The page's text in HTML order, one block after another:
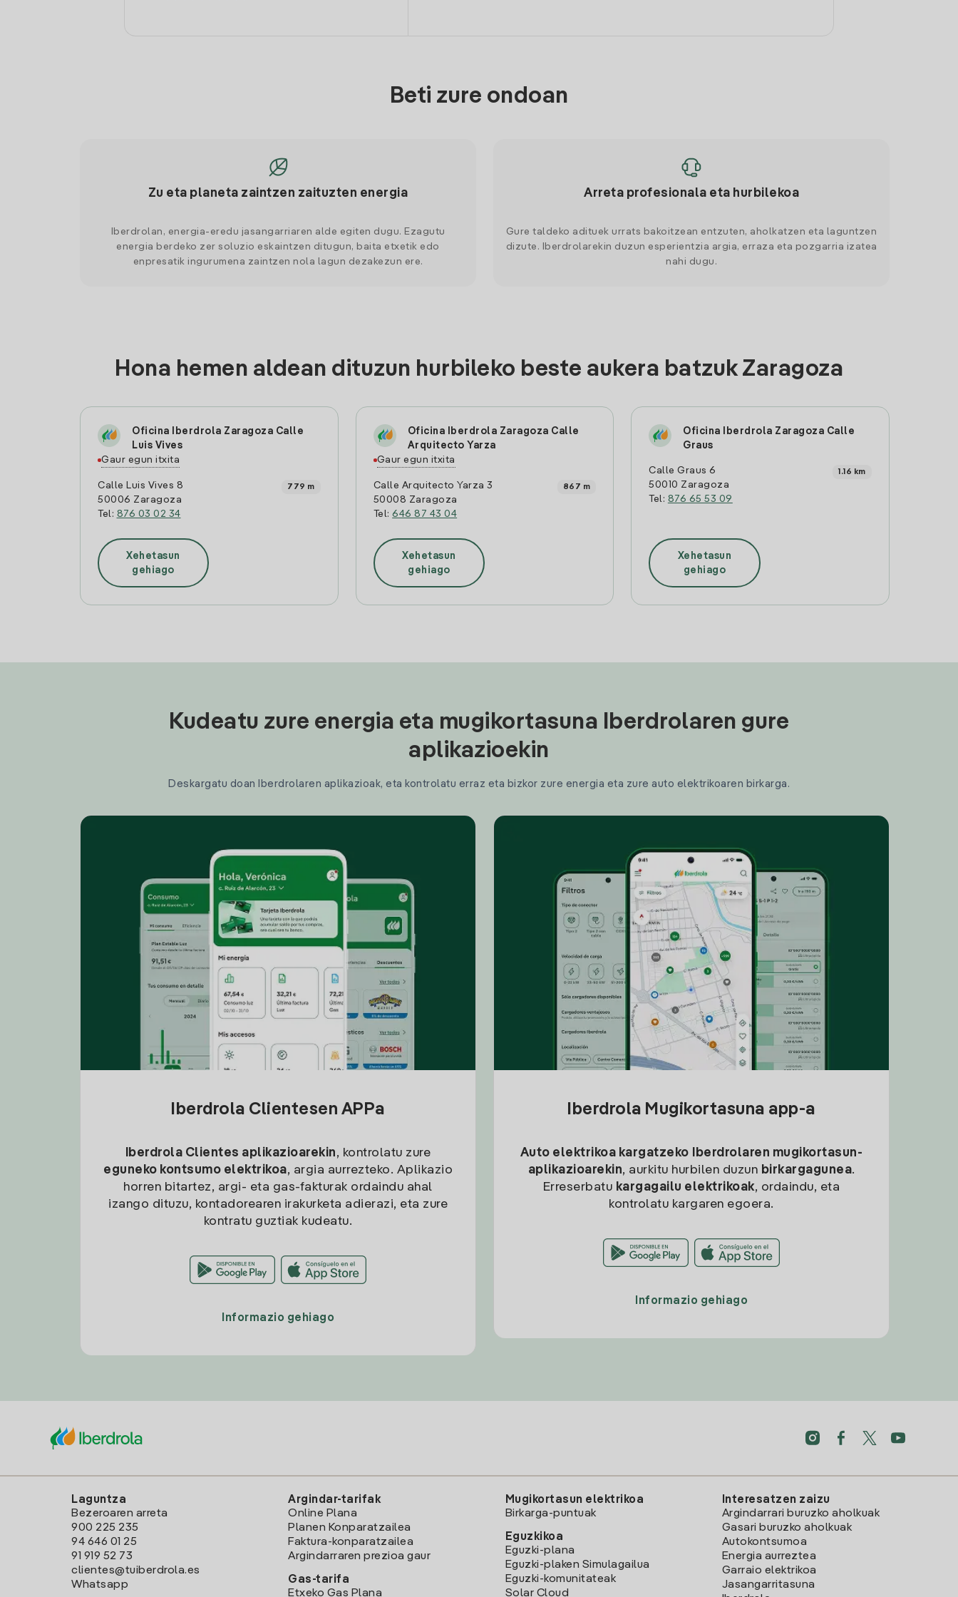
Beti zure ondoan
Zu eta planeta zaintzen zaituzten energia
Iberdrolan, energia-eredu jasangarriaren alde egiten dugu. Ezagutu
energia berdeko zer soluzio eskaintzen ditugun, baita etxetik edo
enpresatik ingurumena zaintzen nola lagun dezakezun ere.
Arreta profesionala eta hurbilekoa
Gure taldeko adituek urrats bakoitzean entzuten, aholkatzen eta laguntzen
dizute. Iberdrolarekin duzun esperientzia argia, erraza eta pozgarria izatea
nahi dugu.
Hona hemen aldean dituzun hurbileko beste aukera batzuk Zaragoza
Oficina Iberdrola Zaragoza Calle
Luis Vives
Gaur egun itxita
Calle Luis Vives 8
50006 Zaragoza
Tel: 876 03 02 34
779 m
Xehetasun
gehiago
Oficina Iberdrola Zaragoza Calle
Arquitecto Yarza
Gaur egun itxita
Calle Arquitecto Yarza 3
50008 Zaragoza
Tel:646 87 43 04
867 m
Xehetasun
gehiago
Oficina Iberdrola Zaragoza Calle
Graus
Calle Graus 6
50010 Zaragoza
Tel: 876 65 53 09
1.16 km
Xehetasun
gehiago
Kudeatu zure energia eta mugikortasuna Iberdrolaren gure
aplikazioekin
Deskargatu doan Iberdrolaren aplikazioak, eta kontrolatu erraz eta bizkor zure energia eta zure auto elektrikoaren birkarga.
Iberdrola Clientesen APPa
Iberdrola Clientes aplikazioarekin, kontrolatu zure
eguneko kontsumo elektrikoa, argia aurrezteko. Aplikazio
horren bitartez, argi- eta gas-fakturak ordaindu ahal
izango dituzu, kontadorearen irakurketa adierazi, eta zure
kontratu guztiak kudeatu.
Informazio gehiago
Iberdrola Mugikortasuna app-a
Auto elektrikoa kargatzeko
Iberdrolaren mugikortasun-
aplikazioarekin, aurkitu hurbilen duzun birkargagunea.
Erreserbatu kargagailu elektrikoak, ordaindu, eta
kontrolatu kargaren egoera.
Informazio gehiago
Laguntza
Bezeroaren arreta
900 225 235
94 646 01 25
91 919 52 73
clientes@tuiberdrola.es
Whatsapp
Argindar-tarifak
Online Plana
Planen Konparatzailea
Faktura-konparatzailea
Argindarraren prezioa gaur
Gas-tarifa
Etxeko Gas Plana
Mugikortasun elektrikoa
Birkarga-puntuak
Eguzkikoa
Eguzki-plana
Eguzki-plaken Simulagailua
Eguzki-komunitateak
Solar Cloud
Interesatzen zaizu
Argindarrari buruzko aholkuak
Gasari buruzko aholkuak
Autokontsumoa
Energia aurreztea
Garraio elektrikoa
Jasangarritasuna